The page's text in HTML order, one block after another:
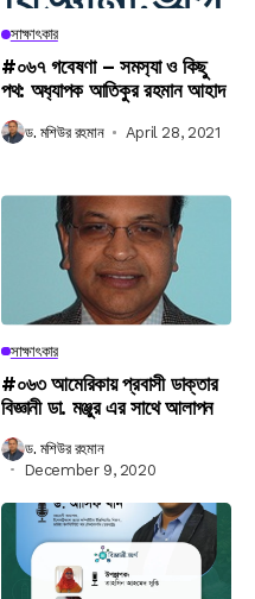
সাক্ষাৎকার
#০৬৭ গবেষণা – সমস‍্যা ও কিছু
পথ: অধ‍্যাপক আতিকুর রহমান আহাদ
ড. মশিউর রহমান April 28, 2021
সাক্ষাৎকার
#০৬৩ আমেরিকায় প্রবাসী ডাক্তার
বিজ্ঞানী ডা. মঞ্জুর এর সাথে আলাপন
ড. মশিউর রহমান
December 9, 2020